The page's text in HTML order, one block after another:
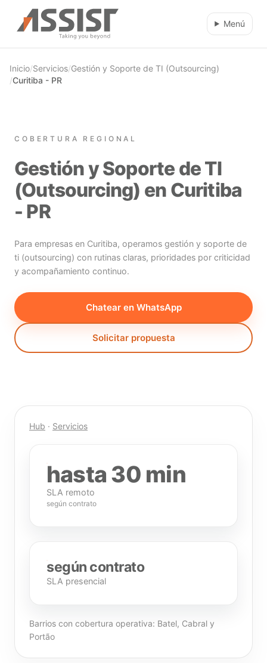
Ir al contenido principal
Menú
Inicio/Servicios/Gestión y Soporte de TI (Outsourcing)
/Curitiba - PR
COBERTURA REGIONAL
Gestión y Soporte de TI
(Outsourcing) en Curitiba
- PR
Para empresas en Curitiba, operamos gestión y soporte de
ti (outsourcing) con rutinas claras, prioridades por criticidad
y acompañamiento continuo.
Chatear en WhatsApp
Solicitar propuesta
Hub · Servicios
hasta 30 min
SLA remoto
según contrato
según contrato
SLA presencial
Barrios con cobertura operativa: Batel, Cabral y
Portão